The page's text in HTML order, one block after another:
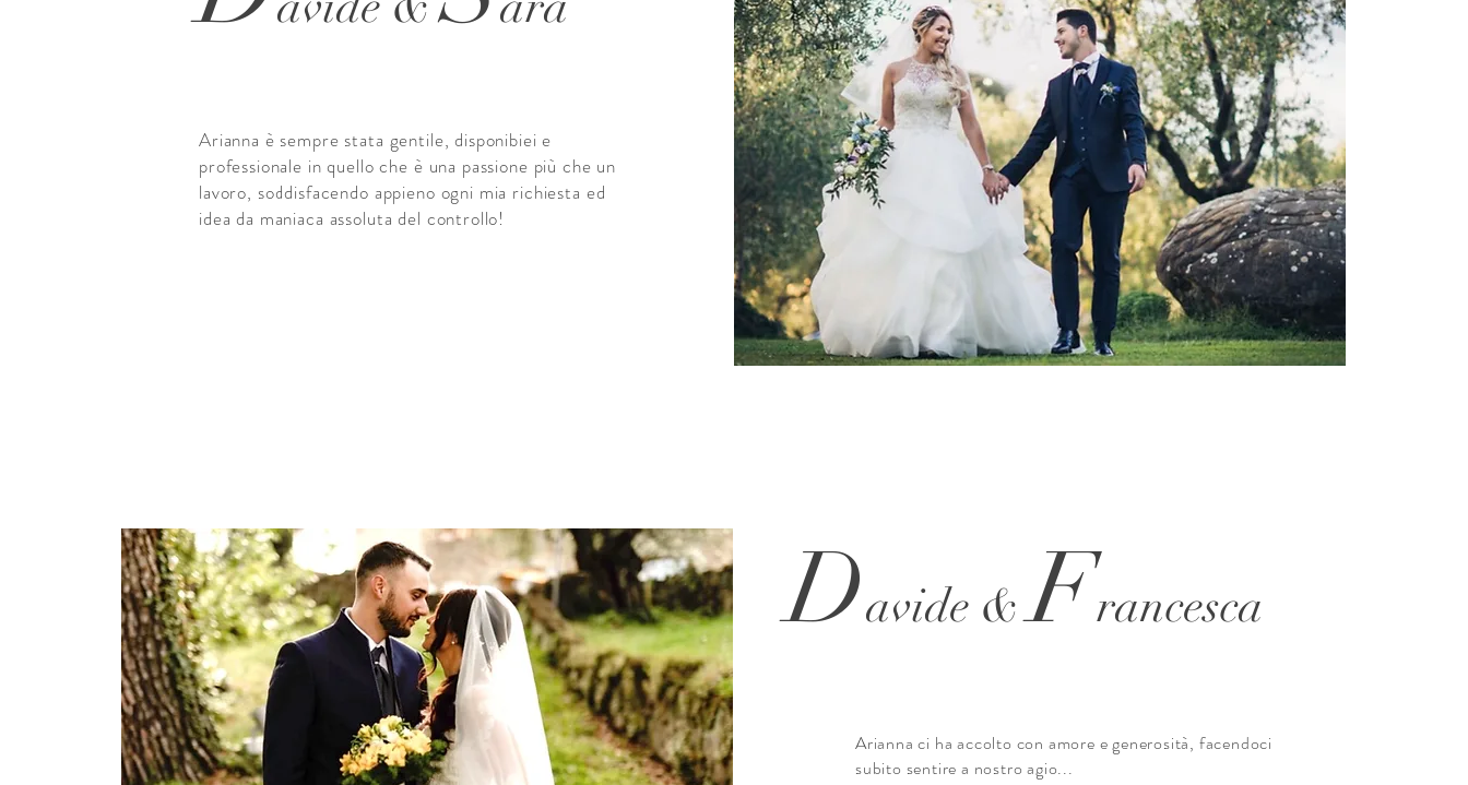
Arianna è sempre stata gentile, disponibiei e
professionale in quello che è una passione più che un
lavoro, soddisfacendo appieno ogni mia richiesta ed
idea da maniaca assoluta del controllo!
Davide &Francesca
Arianna ci ha accolto con amore e generosità, facendoci
subito sentire a nostro agio...